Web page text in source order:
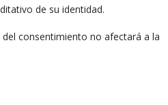
de su identidad.
consentimiento no afectará a la